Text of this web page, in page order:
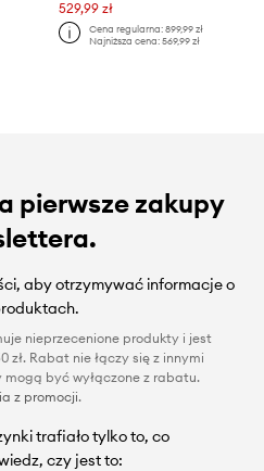
529,99 zł
Cena regularna: 899,99 zł
Najniższa cena: 569,99 zł
pierwsze zakupy
aby otrzymywać informacje o
nieprzecenione produkty i jest
zł. Rabat nie łączy się z innymi
być wyłączone z rabatu.
z promocji.
trafiało tylko to, co
czy jest to: